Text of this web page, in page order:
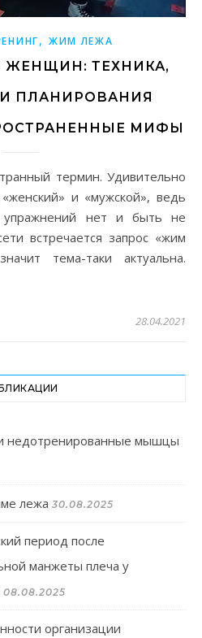
, ЖИМ ЛЕЖА
ТЕХНИКА,
ПЛАНИРОВАНИЯ
МИФЫ
и «мужской», ведь
нет и быть не
встречается запрос «жим
тема-таки актуальна.
28.04.2021
недотренированные мышцы
лежа 30.08.2025
период после
манжеты плеча у
08.08.2025
организации